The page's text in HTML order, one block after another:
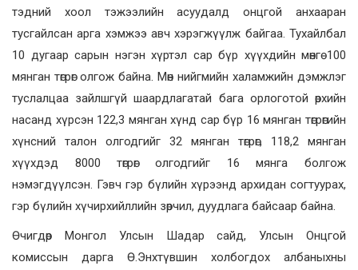
тэдний хоол тэжээлийн асуудалд онцгой анхааран
тусгайлсан арга хэмжээ авч хэрэгжүүлж байгаа. Тухайлбал
10 дугаар сарын нэгэн хүртэл сар бүр хүүхдийн мөнгө 100
мянган төгрөголгож байна. Мөн нийгмийн халамжийн дэмжлэг
туслалцаа зайлшгүй шаардлагатай бага орлоготой өрхийн
насанд хүрсэн 122,3 мянган хүнд сар бүр 16 мянган төгрөгийн
хүнсний талон олгодгийг 32 мянган төгрөг, 118,2 мянган
хүүхдэд 8000 төгрөг олгодгийг 16 мянга болгож
нэмэгдүүлсэн. Гэвч гэр бүлийн хүрээнд архидан согтуурах,
гэр бүлийн хүчирхийллийн зөрчил, дуудлага байсаар байна.
Өчигдөр Монгол Улсын Шадар сайд, Улсын Онцгой
комиссын дарга Ө.Энхтүвшин холбогдох албаныхны